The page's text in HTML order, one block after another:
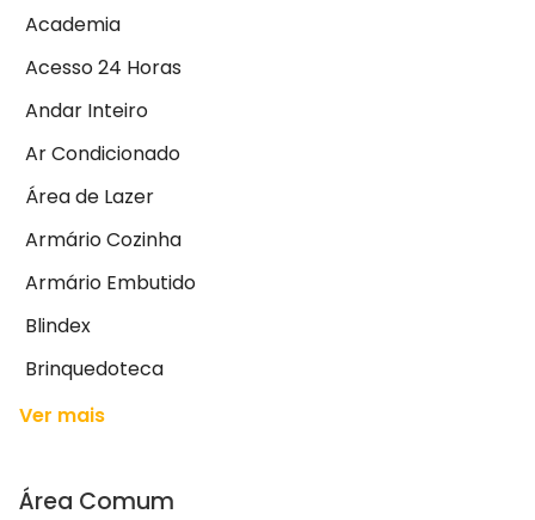
Academia
Acesso 24 Horas
Andar Inteiro
Ar Condicionado
Área de Lazer
Armário Cozinha
Armário Embutido
Blindex
Brinquedoteca
Ver mais
Área Comum